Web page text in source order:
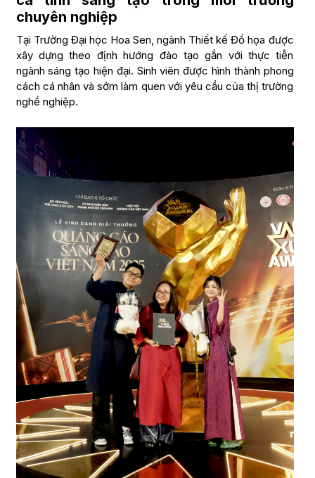
chuyên nghiệp
Tại Trường Đại học Hoa Sen, ngành Thiết kế Đồ họa được
xây dựng theo định hướng đào tạo gắn với thực tiễn
ngành sáng tạo hiện đại. Sinh viên được hình thành phong
cách cá nhân và sớm làm quen với yêu cầu của thị trường
nghề nghiệp.